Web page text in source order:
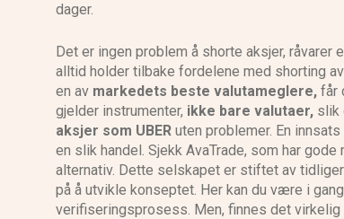
dager.
Det er ingen problem å shorte aksjer, råvarer
alltid holder tilbake fordelene med shorting
en av markedets beste valutameglere, får
gjelder instrumenter, ikke bare valutaer, slik
aksjer som UBER uten problemer. En
en slik handel. Sjekk AvaTrade, som har
alternativ. Dette selskapet er stiftet av
på å utvikle konseptet. Her kan du være i
verifiseringsprosess. Men, finnes det virkelig